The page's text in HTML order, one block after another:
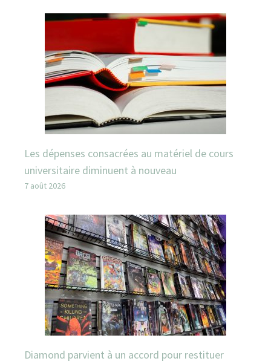
Les dépenses consacrées au matériel de cours
universitaire diminuent à nouveau
7 août 2026
Diamond parvient à un accord pour restituer